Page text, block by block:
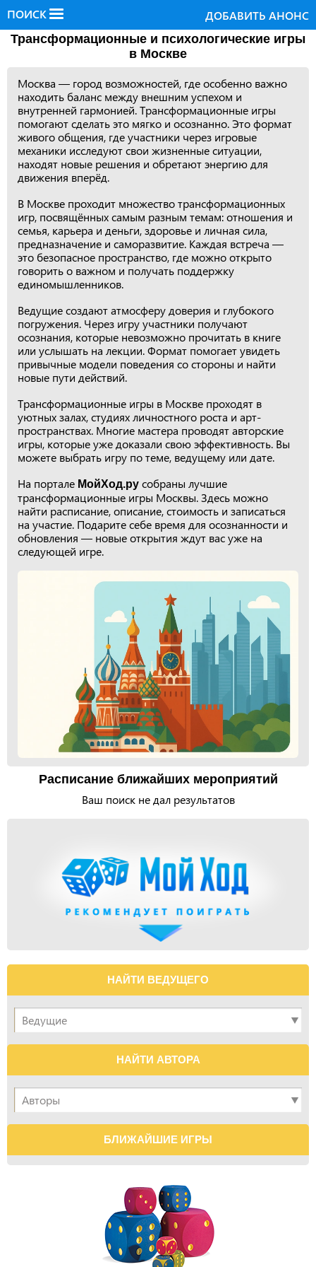
ПОИСК ДОБАВИТЬ АНОНС
Трансформационные и психологические игры
в Москве
Москва — город возможностей, где особенно важно
находить баланс между внешним успехом и
внутренней гармонией. Трансформационные игры
помогают сделать это мягко и осознанно. Это формат
живого общения, где участники через игровые
механики исследуют свои жизненные ситуации,
находят новые решения и обретают энергию для
движения вперёд.
В Москве проходит множество трансформационных
игр, посвящённых самым разным темам: отношения и
семья, карьера и деньги, здоровье и личная сила,
предназначение и саморазвитие. Каждая встреча —
это безопасное пространство, где можно открыто
говорить о важном и получать поддержку
единомышленников.
Ведущие создают атмосферу доверия и глубокого
погружения. Через игру участники получают
осознания, которые невозможно прочитать в книге
или услышать на лекции. Формат помогает увидеть
привычные модели поведения со стороны и найти
новые пути действий.
Трансформационные игры в Москве проходят в
уютных залах, студиях личностного роста и арт-
пространствах. Многие мастера проводят авторские
игры, которые уже доказали свою эффективность. Вы
можете выбрать игру по теме, ведущему или дате.
На портале МойХод.ру собраны лучшие
трансформационные игры Москвы. Здесь можно
найти расписание, описание, стоимость и записаться
на участие. Подарите себе время для осознанности и
обновления — новые открытия ждут вас уже на
следующей игре.
Расписание ближайших мероприятий
Ваш поиск не дал результатов
НАЙТИ ВЕДУЩЕГО
НАЙТИ АВТОРА
БЛИЖАЙШИЕ ИГРЫ